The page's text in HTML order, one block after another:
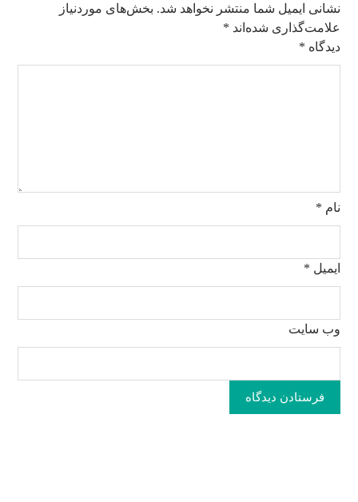
نشانی ایمیل شما منتشر نخواهد شد. بخش‌های موردنیاز
علامت‌گذاری شده‌اند *
دیدگاه *
نام *
ایمیل *
وب‌ سایت
فرستادن دیدگاه